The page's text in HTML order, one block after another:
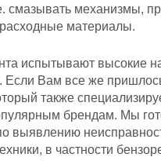
смазывать механизмы,
расходные материалы.
испытывают высокие
Вам все же
также
брендам. Мы
выявлению
в частности